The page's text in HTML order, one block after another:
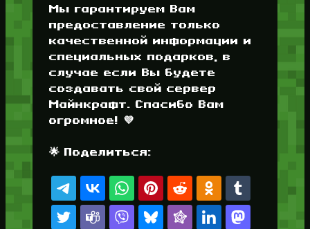
Мы гарантируем Вам
предоставление только
качественной информации и
специальных подарков, в
случае если Вы будете
создавать свой сервер
Майнкрафт. Спасибо Вам
огромное! 💜
🌟 Поделиться: